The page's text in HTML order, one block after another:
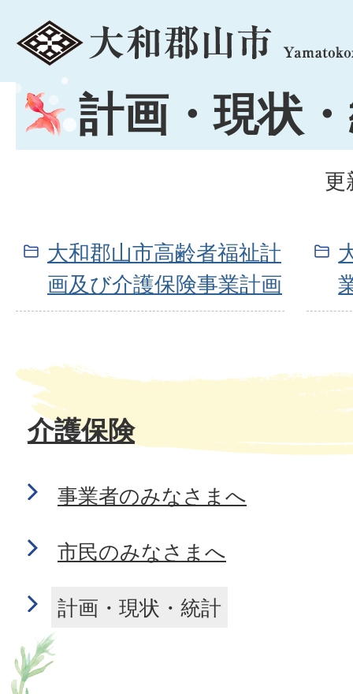
menu
計画・現状
更
大和郡山市高齢者福祉計
画及び介護保険事業計画
介護保険
事業者のみなさまへ
市民のみなさまへ
計画・現状・統計